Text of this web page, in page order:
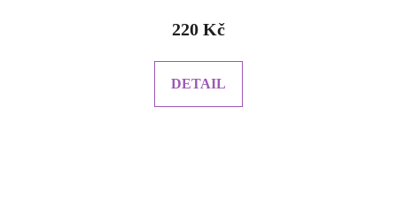
220 Kč
DETAIL